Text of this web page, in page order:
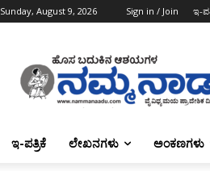
Sunday, August 9, 2026 Sign in / Join ಇ-
ಇ-ಪತ್ರಿಕೆ ಲೇಖನಗಳು ಅಂಕಣಗಳು